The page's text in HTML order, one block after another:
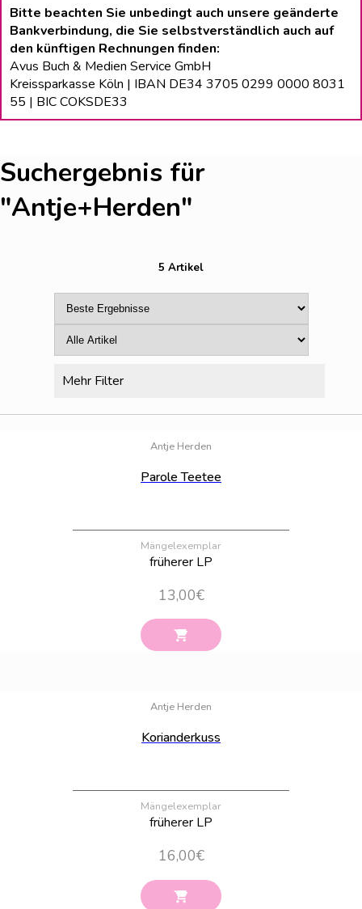
Bitte beachten Sie unbedingt auch unsere geänderte
Bankverbindung, die Sie selbstverständlich auch auf
den künftigen Rechnungen finden:
Avus Buch & Medien Service GmbH
Kreissparkasse Köln | IBAN DE34 3705 0299 0000 8031
55 | BIC COKSDE33
Suchergebnis für
"Antje+Herden"
5 Artikel
Mehr Filter
Antje Herden
Parole Teetee
Mängelexemplar
früherer LP
13,00€
Antje Herden
Korianderkuss
Mängelexemplar
früherer LP
16,00€